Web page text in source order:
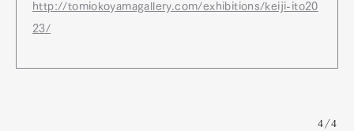
http://tomiokoyamagallery.com/exhibitions/keiji-ito20
23/
4/4